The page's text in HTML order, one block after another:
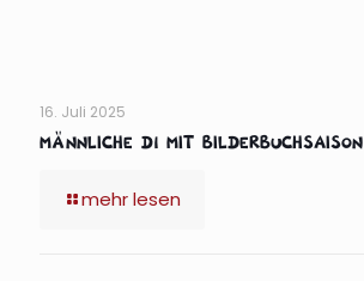
16. Juli 2025
männliche D1 mit Bilderbuchsaison
mehr lesen